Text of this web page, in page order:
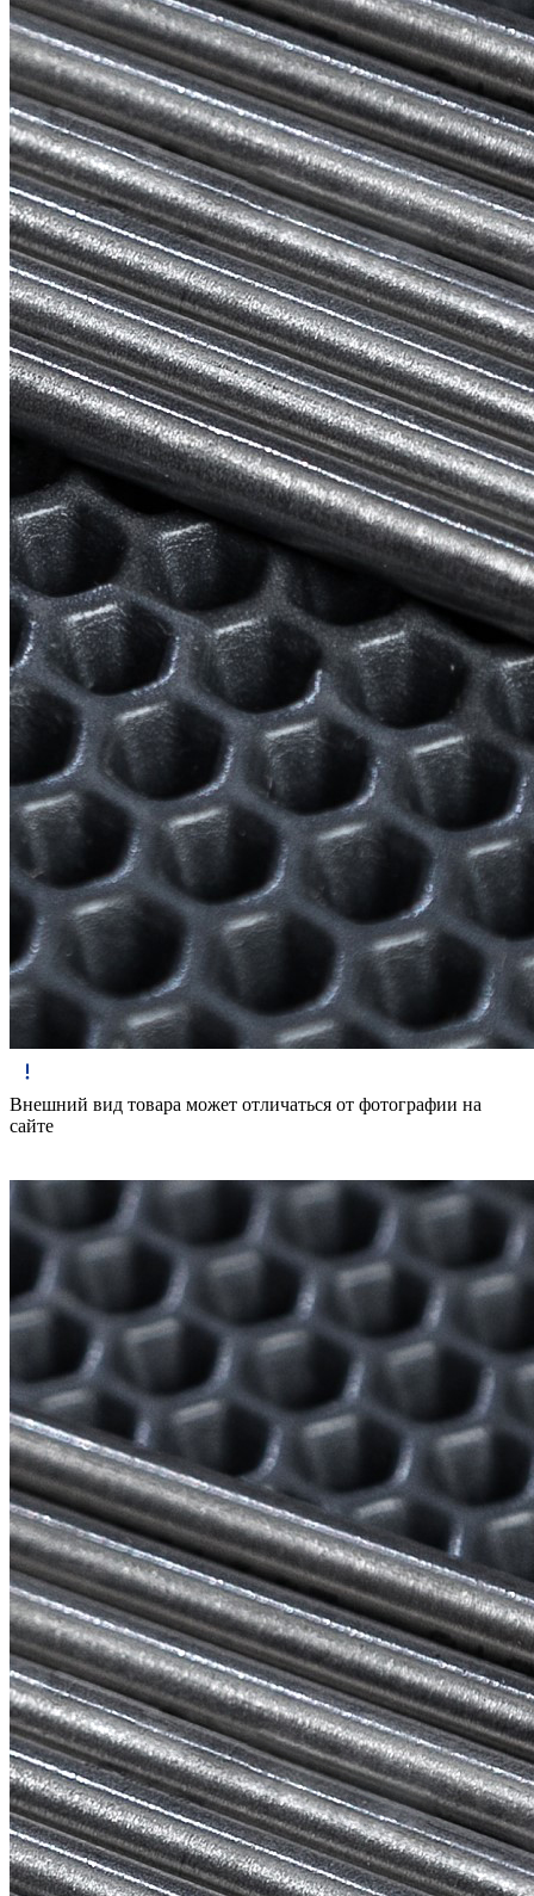
Внешний вид товара может отличаться от фотографии на
сайте